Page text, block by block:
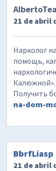
21 de abril
Нарколог
помощь,
Калюжной».
Получить
na-dom-
BbrfLiasp
21 de abril